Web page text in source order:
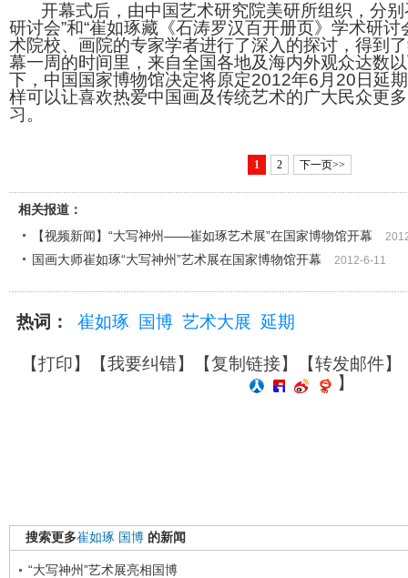
开幕式后，由中国艺术研究院美研所组织，分别
研讨会”和“崔如琢藏《石涛罗汉百开册页》学术研讨
术院校、画院的专家学者进行了深入的探讨，得到
幕一周的时间里，来自全国各地及海内外观众达数
下，中国国家博物馆决定将原定2012年6月20日延
样可以让喜欢热爱中国画及传统艺术的广大民众更
习。
1 2 下一页>>
相关报道：
【视频新闻】“大写神州——崔如琢艺术展”在国家博物馆开幕
国画大师崔如琢“大写神州”艺术展在国家博物馆开幕 2012-6-11
热词： 崔如琢 国博 艺术大展 延期
【打印】【我要纠错】【复制链接】【转发邮件】
】
搜索更多崔如琢 国博 的新闻
“大写神州”艺术展亮相国博